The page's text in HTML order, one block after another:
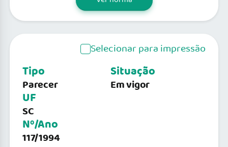
Selecionar para impressão
Tipo
Parecer
UF
SC
Nº/Ano
117/1994
Situação
Em vigor